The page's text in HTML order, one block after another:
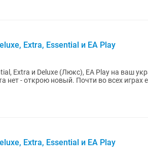
Extra, Essential и EA Play
Extra и Deluxe (Люкс), EA Play на ваш
во всех играх есть русский язык и
Extra, Essential и EA Play